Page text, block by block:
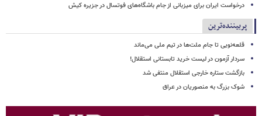
درخواست ایران برای میزبانی از جام باشگاه‌های فوتسال در جزیره کیش
پربیننده‌ترین
قلعه‌نویی تا جام ملت‌ها در تیم ملی می‌ماند
سردار آزمون در لیست خرید تابستانی استقلال!
بازگشت ستاره خارجی استقلال منتفی شد
شوک بزرگ به منصوریان در عراق